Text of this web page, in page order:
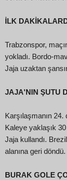
İLK
Trabzonspor,
yokladı. Bordo-
Jaja uzaktan
JAJA'NIN ŞUTU
Karşılaşmanın
Kaleye yaklaşık
Jaja kullandı.
alanına geri döndü.
BURAK GOLE